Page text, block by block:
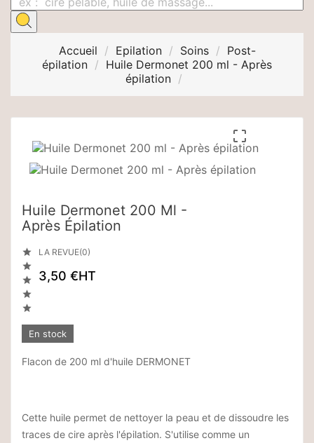
Accueil Epilation Soins
Post-
épilation
Huile Dermonet 200 ml - Après
épilation

Huile Dermonet 200 Ml -
Après Épilation





LA REVUE(0)
3,50 €HT
En stock
Flacon de 200 ml d'huile DERMONET
Cette huile permet de nettoyer la peau et de dissoudre les
traces de cire après l'épilation. S'utilise comme un